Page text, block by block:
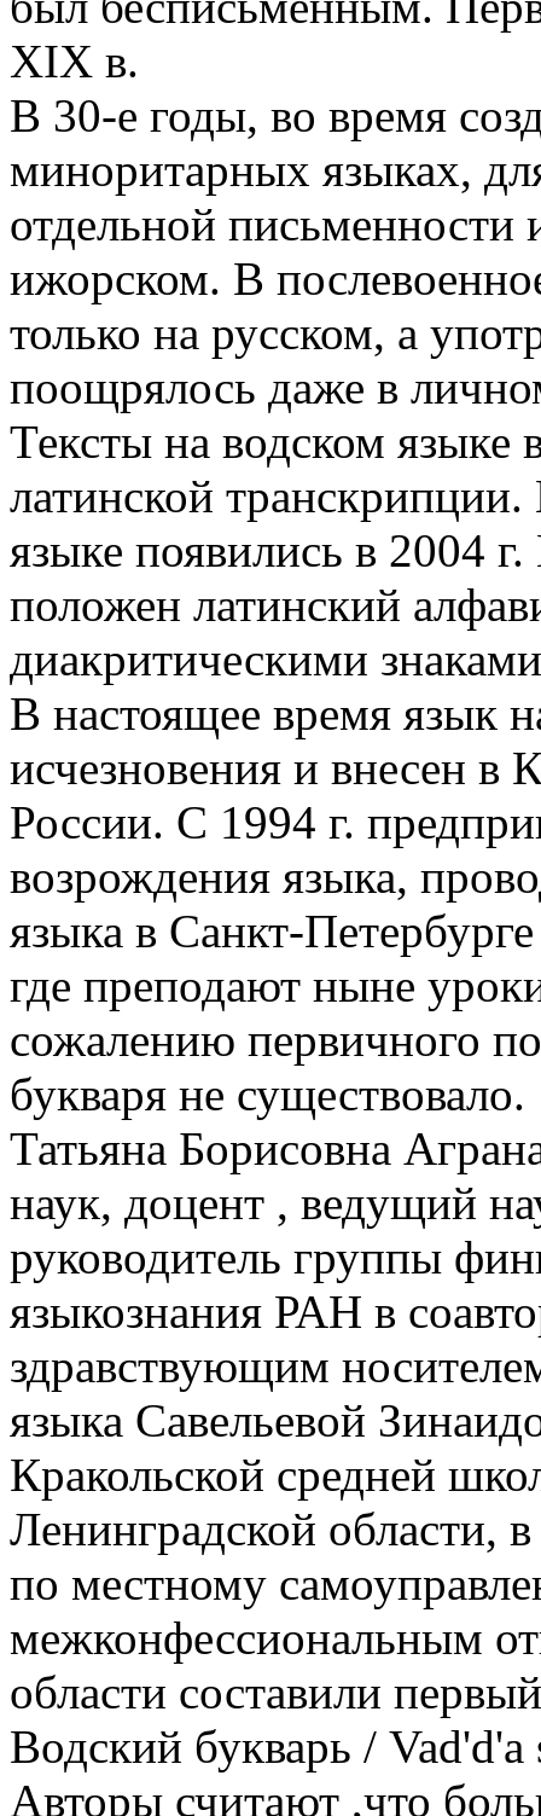
XIX в.
В 30-е годы, во время
миноритарных языках,
отдельной письменности
ижорском. В
только на русском, а
поощрялось даже в
Тексты на водском языке
латинской
языке появились в 2004
положен латинский
диакритическими
В настоящее время язык
исчезновения и внесен в
России. С 1994 г.
возрождения языка,
языка в Санкт-
где преподают ныне
сожалению первичного
букваря не существовало.
Татьяна Борисовна
наук, доцент , ведущий
руководитель группы
языкознания РАН в
здравствующим
языка Савельевой
Кракольской средней
Ленинградской области,
по местному
межконфессиональным
области составили
Водский букварь /
Авторы считают ,что